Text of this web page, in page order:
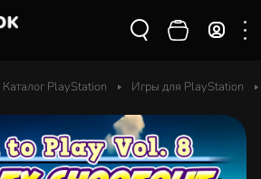
Каталог PlayStation Игры для PlayStation